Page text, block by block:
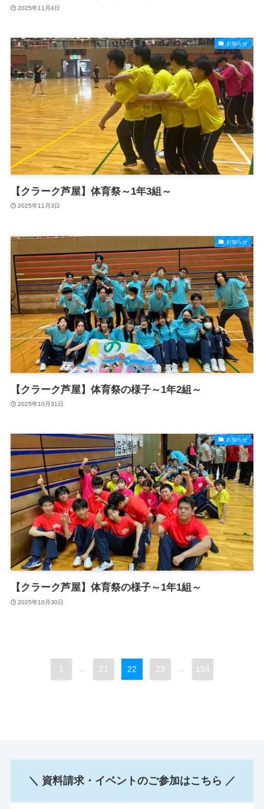
2025年11月4日
お知らせ
【クラーク芦屋】体育祭～1年3組～
2025年11月3日
お知らせ
【クラーク芦屋】体育祭の様子～1年2組～
2025年10月31日
お知らせ
【クラーク芦屋】体育祭の様子～1年1組～
2025年10月30日
1 ... 21 22 23 ... 134
＼ 資料請求・イベントのご参加はこちら ／